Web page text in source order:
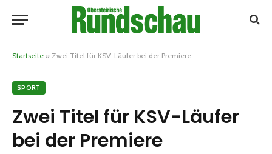
Startseite » Zwei Titel für KSV-Läufer bei der Premiere
SPORT
Zwei Titel für KSV-Läufer
bei der Premiere